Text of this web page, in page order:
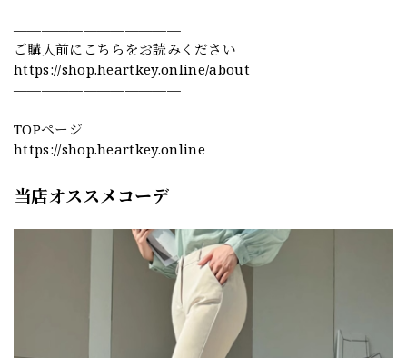
————————————
ご購入前にこちらをお読みください
https://shop.heartkey.online/about
————————————
TOPページ
https://shop.heartkey.online
当店オススメコーデ